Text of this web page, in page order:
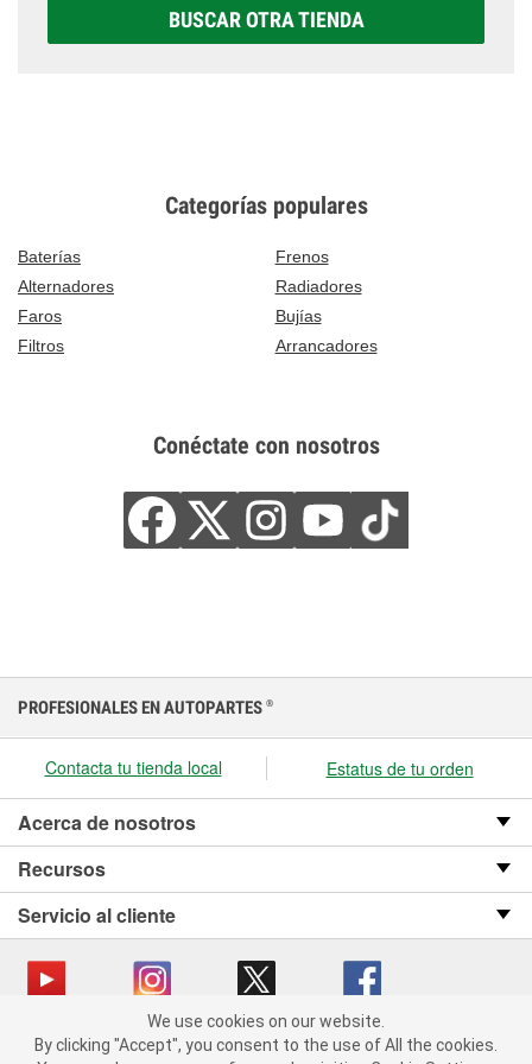
BUSCAR OTRA TIENDA
Categorías populares
Baterías
Frenos
Alternadores
Radiadores
Faros
Bujías
Filtros
Arrancadores
Conéctate con nosotros
We use cookies on our website. By clicking "Accept", you consent
to the use of All the cookies.
PROFESIONALES EN AUTOPARTES ®
Contacta tu tienda local Estatus de tu orden
Acerca de nosotros
Recursos
Servicio al cliente
Copyright © 2008-2026 O’Reilly Auto Parts v OST_3.2.0.0.729 (3) cv1361
We use cookies on our website.
By clicking "Accept", you consent to the use of All the cookies.